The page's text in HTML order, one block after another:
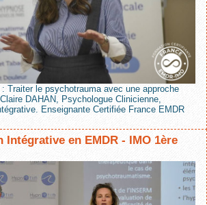
Traiter le psychotrauma avec une approche
DAHAN, Psychologue Clinicienne,
Enseignante Certifiée France EMDR
Intégrative en EMDR - IMO 1ère